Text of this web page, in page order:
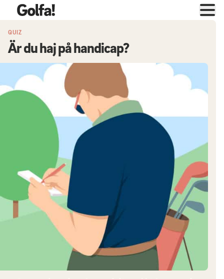
QUIZ
Är du haj på handicap?